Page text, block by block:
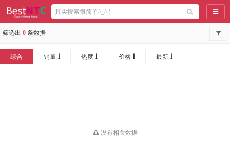
导航
筛选出 0 条数据
综合 销量 热度 价格 最新
没有相关数据